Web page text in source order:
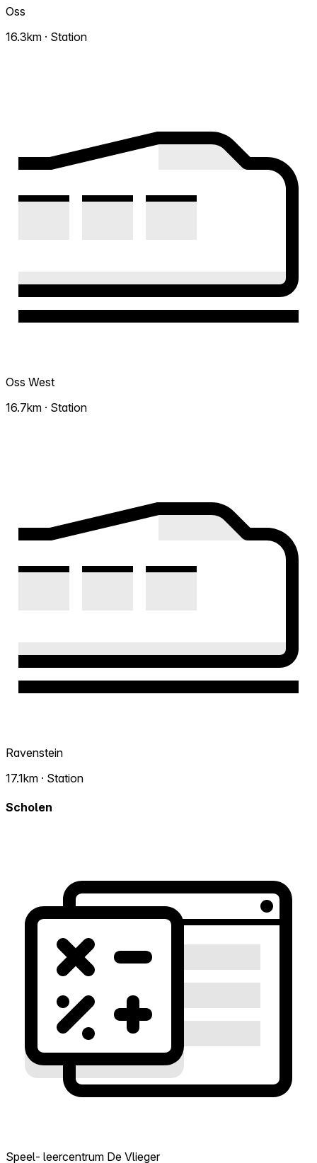
Oss
16.3km · Station
Oss West
16.7km · Station
Ravenstein
17.1km · Station
Scholen
Speel- leercentrum De Vlieger